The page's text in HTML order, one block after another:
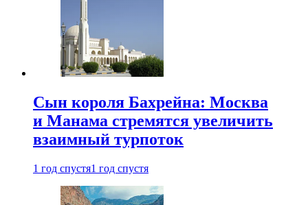
Сын короля Бахрейна: Москва
и Манама стремятся увеличить
взаимный турпоток
1 год спустя1 год спустя